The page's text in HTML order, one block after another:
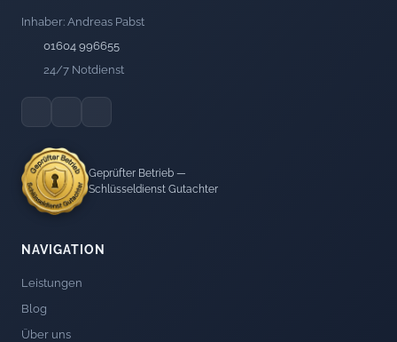
Inhaber: Andreas Pabst
01604 996655
24/7 Notdienst
Geprüfter Betrieb —
Schlüsseldienst Gutachter
NAVIGATION
Leistungen
Blog
Über uns